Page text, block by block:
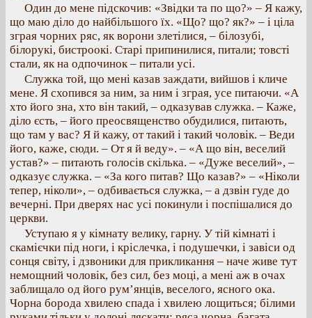
Один до мене підскочив: «Звідки та по що?» – Я кажу,
що маю діло до найбільшого їх. «Що? що? як?» – і ціла
зграя чорних ряс, як ворони злетілися, – білозубі,
білорукі, бистроокі. Старі припинилися, питали; товсті
стали, як на одпочинок – питали усі.
Служка той, що мені казав заждати, вийшов і кличе
мене. Я схопився за ним, за ним і зграя, усе питаючи. «А
хто його зна, хто він такий, – одказував служка. – Каже,
діло єсть, – його преосвященство обудилися, питають,
що там у вас? Я й кажу, от такий і такий чоловік. – Веди
його, каже, сюди. – От я й веду». – «А що він, веселий
устав?» – питають голосів скілька. – «Дуже веселий», –
одказує служка. – «За кого питав? Що казав?» – «Ніколи
тепер, ніколи», – одбивається служка, – а дзвін гуде до
вечерні. При дверях нас усі покинули і поспішалися до
церкви.
Уступаю я у кімнату велику, гарну. У тій кімнаті і
скамієчки під ноги, і кріслечка, і подушечки, і завіси од
сонця світу, і дзвоники для прикликання – наче живе тут
немощний чоловік, без сил, без моці, а мені аж в очах
заблищало од його рум’янців, веселого, ясного ока.
Чорна борода хвилею спада і хвилею лощиться; білими